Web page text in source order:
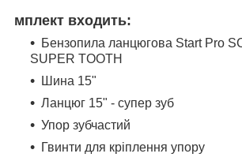
мплект входить:
Бензопила ланцюгова Start Pro
SUPER TOOTH
Шина 15"
Ланцюг 15" - супер зуб
Упор зубчастий
Гвинти для кріплення упору